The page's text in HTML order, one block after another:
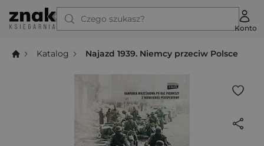
Czego szukasz?
Konto
Katalog Najazd 1939. Niemcy przeciw Polsce